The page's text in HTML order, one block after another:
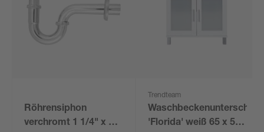
Röhrensiphon
verchromt 1 1/4" x 32
Trendteam
'Florida' weiß 65 x 56